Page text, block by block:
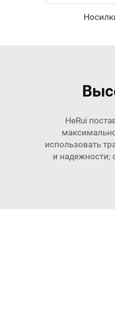
HeRui
использовать
и надежности;